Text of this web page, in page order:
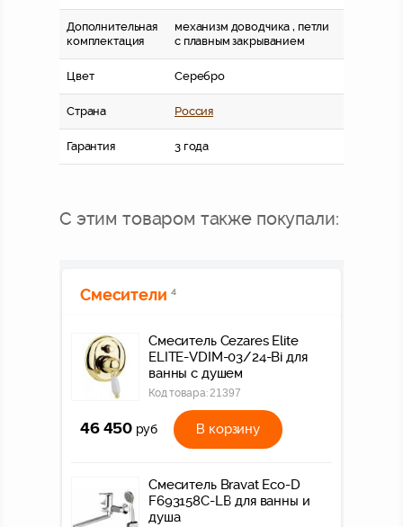
Дополнительная
комплектация
механизм доводчика , петли
с плавным закрыванием
Цвет Серебро
Страна Россия
Гарантия 3 года
С этим товаром также покупали:
Смесители 4
Смеситель Cezares Elite
ELITE-VDIM-03/24-Bi для
ванны с душем
Код товара:21397
46 450 руб В корзину
Смеситель Bravat Eco-D
F693158C-LB для ванны и
душа